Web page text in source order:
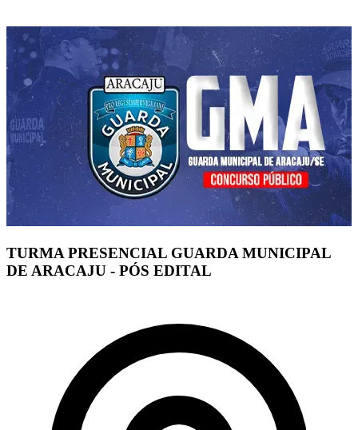
TURMA PRESENCIAL GUARDA MUNICIPAL
DE ARACAJU - PÓS EDITAL